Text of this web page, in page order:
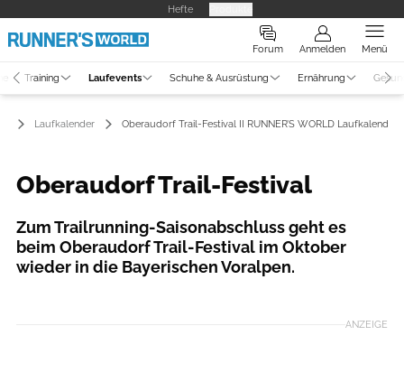
Hefte
Forum Anmelden Menü
Training Laufevents Schuhe & Ausrüstung Ernährung
Laufkalender Oberaudorf Trail-Festival II RUNNER’S WORLD Laufkalender
Oberaudorf Trail-Festival
Zum Trailrunning-Saisonabschluss geht es
beim Oberaudorf Trail-Festival im Oktober
wieder in die Bayerischen Voralpen.
ANZEIGE